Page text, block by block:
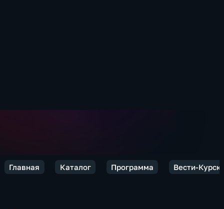
Главная Каталог Программа Вести-Курск